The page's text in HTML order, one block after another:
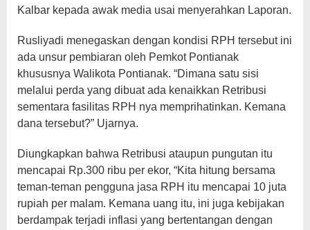
Kalbar kepada awak media usai menyerahkan Laporan.
Rusliyadi menegaskan dengan kondisi RPH tersebut ini
ada unsur pembiaran oleh Pemkot Pontianak
khususnya Walikota Pontianak. “Dimana satu sisi
melalui perda yang dibuat ada kenaikkan Retribusi
sementara fasilitas RPH nya memprihatinkan. Kemana
dana tersebut?” Ujarnya.
Diungkapkan bahwa Retribusi ataupun pungutan itu
mencapai Rp.300 ribu per ekor, “Kita hitung bersama
teman-teman pengguna jasa RPH itu mencapai 10 juta
rupiah per malam. Kemana uang itu, ini juga kebijakan
berdampak terjadi inflasi yang bertentangan dengan